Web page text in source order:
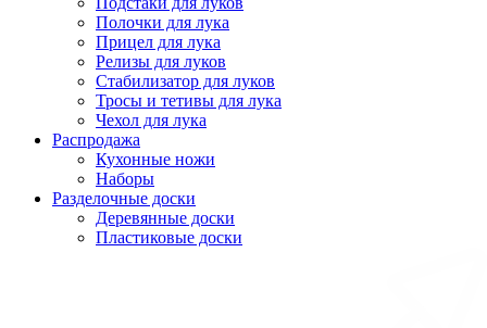
Полочки для лука
Прицел для лука
Релизы для луков
Стабилизатор для луков
Тросы и тетивы для лука
Чехол для лука
Распродажа
Кухонные ножи
Наборы
Разделочные доски
Деревянные доски
Пластиковые доски